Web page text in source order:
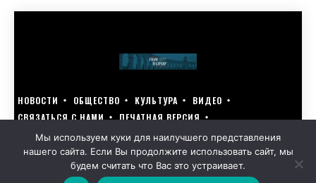
НОВОСТИ ОБЩЕСТВО КУЛЬТУРА
ВИДЕО
СВЯЗАТЬСЯ С НАМИ
ПЕЧАТНАЯ ВЕРСИЯ
ГОЛОСУЙ ЗА БЛАГОУСТРОЙСТВО СВОЕГО ГОРОДА 15–17 МАРТА
GOLOS-NAZRANI.RU ВСЕ ПРАВА ЗАЩИЩЕНЫ | РАЗРАБОТАНО KARTOEV.RU
ПОЛИТИКА ОБРАБОТКИ ПЕРСОНАЛЬНЫХ ДАННЫХ
Мы используем куки для наилучшего представления
нашего сайта. Если Вы продолжите использовать сайт, мы
будем считать что Вас это устраивает.